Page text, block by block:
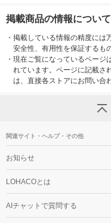
掲載商品の情報について
・ 掲載している情報の精度には
安全性、有用性を保証するも
・ 現在ご覧になっているページ
れています。ページに記載さ
は、直接各ストアにお問い合
関連サイト・ヘルプ・その他
お知らせ
LOHACOとは
AIチャットで質問する